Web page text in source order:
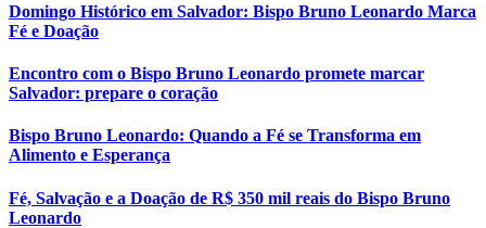
Domingo Histórico em Salvador: Bispo Bruno Leonardo Marca
Fé e Doação
Encontro com o Bispo Bruno Leonardo promete marcar
Salvador: prepare o coração
Bispo Bruno Leonardo: Quando a Fé se Transforma em
Alimento e Esperança
Fé, Salvação e a Doação de R$ 350 mil reais do Bispo Bruno
Leonardo